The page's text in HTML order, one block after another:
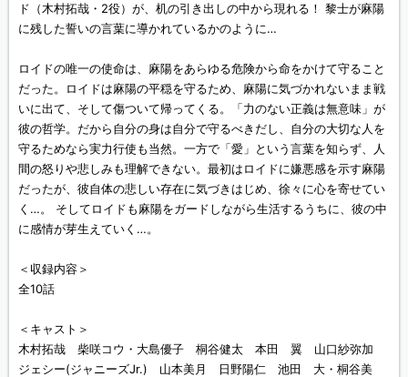
ド（木村拓哉・2役）が、机の引き出しの中から現れる！ 黎士が麻陽
に残した誓いの言葉に導かれているかのように…
ロイドの唯一の使命は、麻陽をあらゆる危険から命をかけて守ること
だった。ロイドは麻陽の平穏を守るため、麻陽に気づかれないまま戦
いに出て、そして傷ついて帰ってくる。「力のない正義は無意味」が
彼の哲学。だから自分の身は自分で守るべきだし、自分の大切な人を
守るためなら実力行使も当然。一方で「愛」という言葉を知らず、人
間の怒りや悲しみも理解できない。最初はロイドに嫌悪感を示す麻陽
だったが、彼自体の悲しい存在に気づきはじめ、徐々に心を寄せてい
く…。 そしてロイドも麻陽をガードしながら生活するうちに、彼の中
に感情が芽生えていく…。
＜収録内容＞
全10話
＜キャスト＞
木村拓哉 柴咲コウ・大島優子 桐谷健太 本田 翼 山口紗弥加
ジェシー(ジャニーズJr.) 山本美月 日野陽仁 池田 大・桐谷美